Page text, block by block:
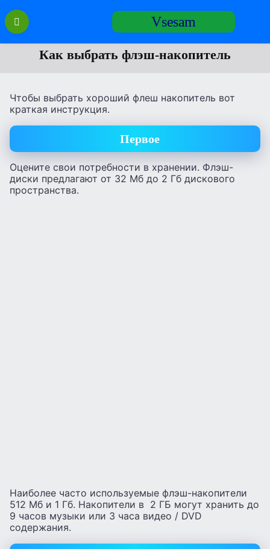
Перейти
содержанию
Vsesam
Как выбрать флэш-накопитель
Чтобы выбрать хороший флеш накопитель вот
краткая инструкция.
Первое
Оцените свои потребности в хранении. Флэш-
диски предлагают от 32 Мб до 2 Гб дискового
пространства.
Наиболее часто используемые флэш-накопители
512 Мб и 1 Гб. Накопители в 2 ГБ могут хранить до
9 часов музыки или 3 часа видео / DVD
содержания.